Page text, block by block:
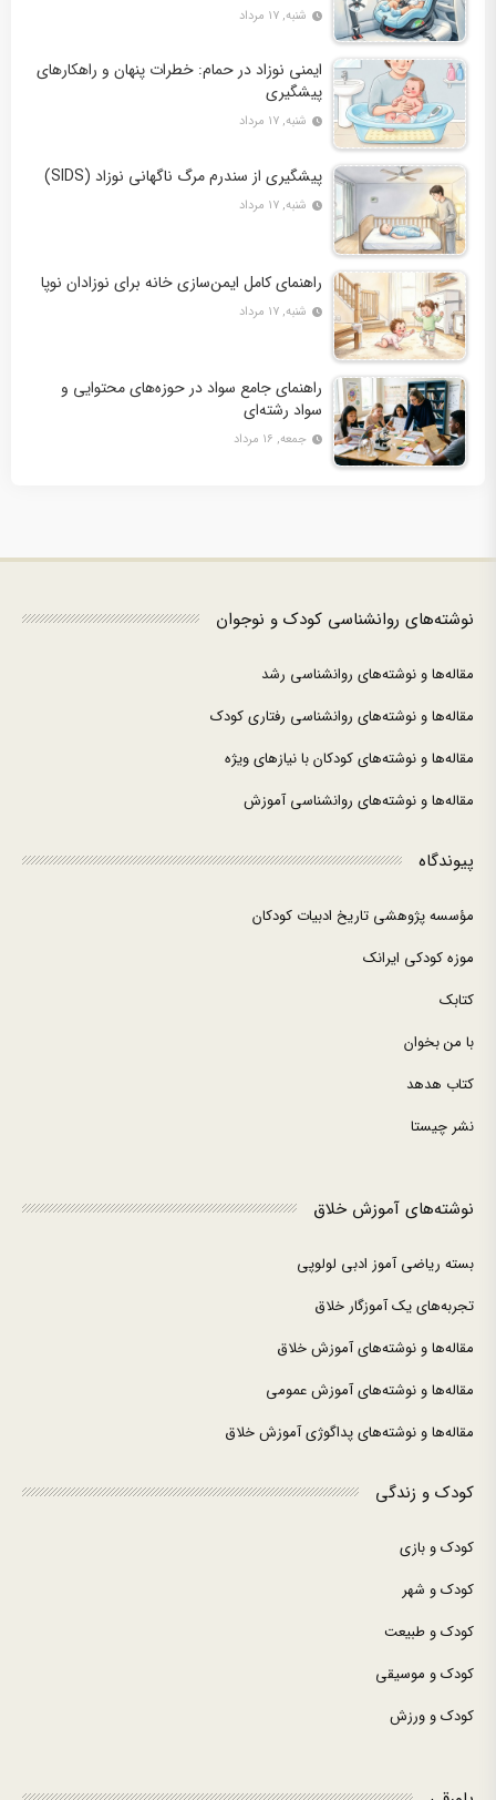
شنبه, ۱۷ مرداد
ایمنی نوزاد در حمام: خطرات پنهان و راهکارهای
پیشگیری
شنبه, ۱۷ مرداد
پیشگیری از سندرم مرگ ناگهانی نوزاد (SIDS)
شنبه, ۱۷ مرداد
راهنمای کامل ایمن‌سازی خانه برای نوزادان نوپا
شنبه, ۱۷ مرداد
راهنمای جامع سواد در حوزه‌های محتوایی و
سواد رشته‌ای
جمعه, ۱۶ مرداد
نوشته‌های روانشناسی کودک و نوجوان
مقاله‌ها و نوشته‌های روانشناسی رشد
مقاله‌ها و نوشته‌های روانشناسی رفتاری کودک
مقاله‌ها و نوشته‌های کودکان با نیازهای ویژه
مقاله‌ها و نوشته‌های روانشناسی آموزش
پیوندگاه
مؤسسه پژوهشی تاریخ ادبیات کودکان
موزه کودکی ایرانک
کتابک
با من بخوان
کتاب هدهد
نشر چیستا
نوشته‌های آموزش خلاق
بسته ریاضی آموز ادبی لولوپی
تجربه‌های یک آموزگار خلاق
مقاله‌ها و نوشته‌های آموزش خلاق
مقاله‌ها و نوشته‌های آموزش عمومی
مقاله‌ها و نوشته‌های پداگوژی آموزش خلاق
کودک و زندگی
کودک و بازی
کودک و شهر
کودک و طبیعت
کودک و موسیقی
کودک و ورزش